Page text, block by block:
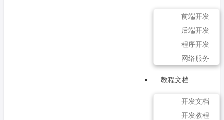
前端开发
后端开发
程序开发
网络服务
教程文档
开发文档
开发教程